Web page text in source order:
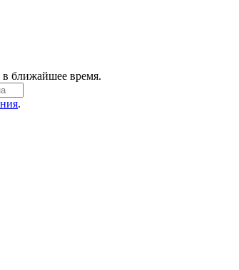
в ближайшее время.
.